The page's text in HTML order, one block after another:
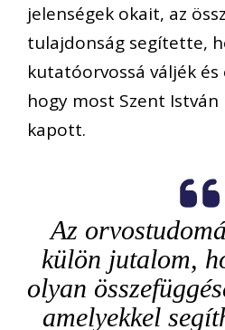
jelenségek okait, az
tulajdonság segítette,
kutatóorvossá váljék
hogy most Szent
kapott.
Az
külön jutalom,
olyan
amelyekkel